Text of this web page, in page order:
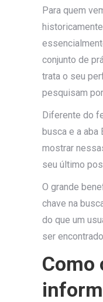
Para quem
conjunto de
trata o seu
pesquisam
Diferente do
busca e a aba
mostrar
seu último
O grande
chave na
do que um
ser
Como